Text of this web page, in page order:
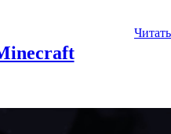
Читать